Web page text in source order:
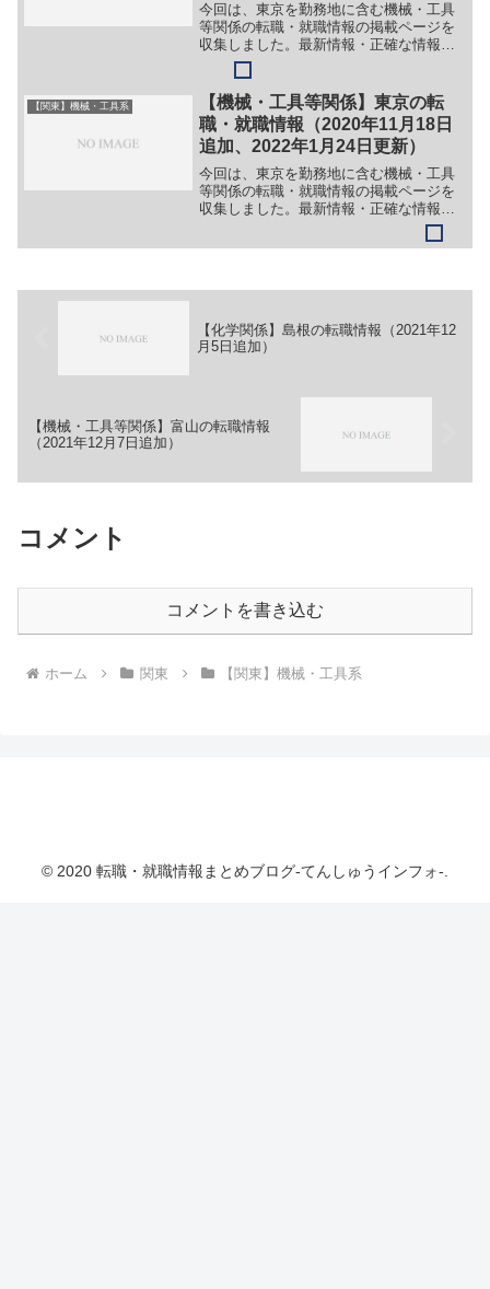
今回は、東京を勤務地に含む機械・工具
等関係の転職・就職情報の掲載ページを
収集しました。最新情報・正確な情報は
企業サイトでご確認ください。①【会社
名】株式会社ファナティック【職務】
［新卒］＞＞（１）技術系総合職（製品
技術/生産技術/購買調達）...
【関東】機械・工具系
【機械・工具等関係】東京の転
職・就職情報（2020年11月18日
追加、2022年1月24日更新）
今回は、東京を勤務地に含む機械・工具
等関係の転職・就職情報の掲載ページを
収集しました。最新情報・正確な情報は
企業サイトでご確認ください。①【会社
名】エイブル株式会社【職務】［新卒・
【化学関係】島根の転職情報（2021年12
月5日追加）
【機械・工具等関係】富山の転職情報
（2021年12月7日追加）
コメント
コメントを書き込む
ホーム 関東 【関東】機械・工具系
© 2020 転職・就職情報まとめブログ-てんしゅうインフォ-.